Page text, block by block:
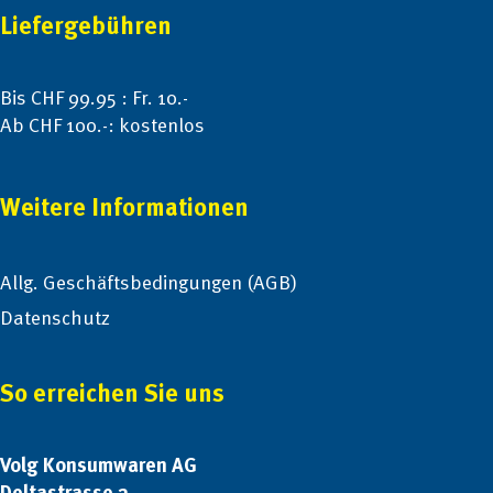
Liefergebühren
Bis CHF 99.95 : Fr. 10.-
Ab CHF 100.-: kostenlos
Weitere Informationen
Allg. Geschäftsbedingungen (AGB)
Datenschutz
So erreichen Sie uns
Volg Konsumwaren AG